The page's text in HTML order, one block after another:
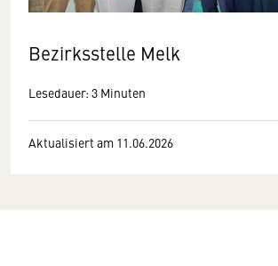
Bezirksstelle Melk
Lesedauer: 3 Minuten
Aktualisiert am 11.06.2026